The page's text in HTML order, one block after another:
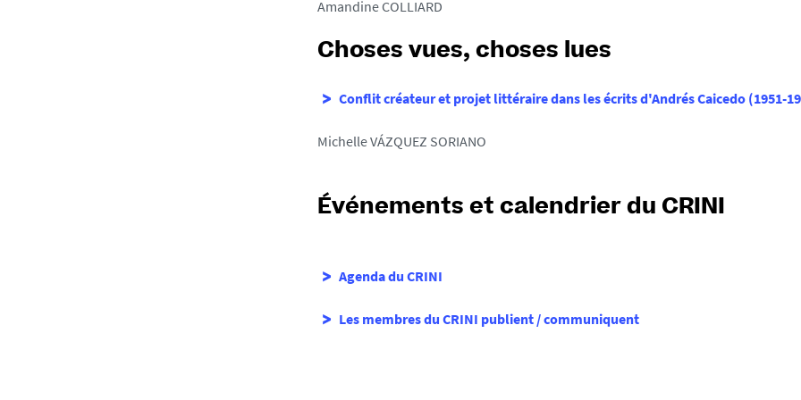
Amandine COLLIARD
Choses vues, choses lues
Conflit créateur et projet littéraire dans les écrits d'Andrés Caicedo (1951-
Michelle VÁZQUEZ SORIANO
Événements et calendrier du CRINI
Agenda du CRINI
Les membres du CRINI publient / communiquent